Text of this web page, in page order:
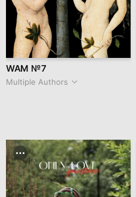
WAM № 7
Multiple Authors